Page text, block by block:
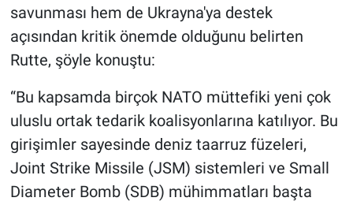
savunması hem de Ukrayna'ya destek
açısından kritik önemde olduğunu belirten
Rutte, şöyle konuştu:
“Bu kapsamda birçok NATO müttefiki yeni çok
uluslu ortak tedarik koalisyonlarına katılıyor. Bu
girişimler sayesinde deniz taarruz füzeleri,
Joint Strike Missile (JSM) sistemleri ve Small
Diameter Bomb (SDB) mühimmatları başta